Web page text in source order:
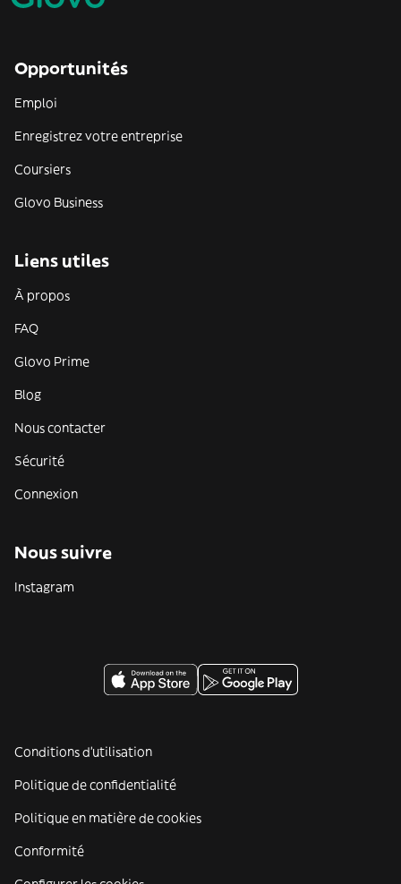
Opportunités
Emploi
Enregistrez votre entreprise
Coursiers
Glovo Business
Liens utiles
À propos
FAQ
Glovo Prime
Blog
Nous contacter
Sécurité
Connexion
Nous suivre
Instagram
Conditions d'utilisation
Politique de confidentialité
Politique en matière de cookies
Conformité